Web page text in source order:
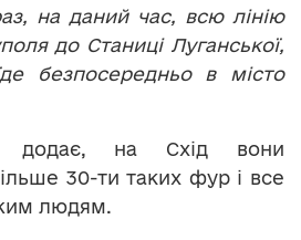
на даний час, всю лінію
до Станиці Луганської,
безпосередньо в місто
додає, на Схід вони
30-ти таких фур і все
людям.